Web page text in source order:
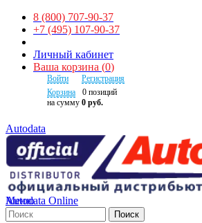
8 (800) 707-90-37
+7 (495) 107-90-37
Личный кабинет
Ваша корзина (0)
Войти
Регистрация
Корзина
0 позиций
на сумму 0 руб.
Autodata
Autodata Online
Меню
Поиск